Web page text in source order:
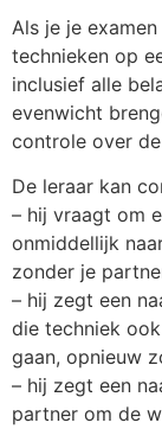
Als je je
technieken op
inclusief alle
evenwicht
controle over
De leraar kan
– hij vraagt om
onmiddellijk
zonder je
– hij zegt een
die techniek
gaan, opnieuw
– hij zegt een
partner om de